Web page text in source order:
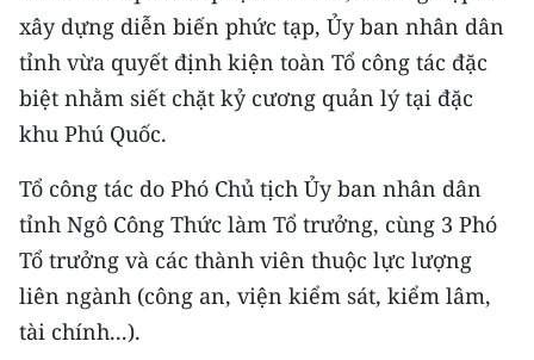
xây dựng diễn biến phức tạp, Ủy ban nhân dân
tỉnh vừa quyết định kiện toàn Tổ công tác đặc
biệt nhằm siết chặt kỷ cương quản lý tại đặc
khu Phú Quốc.
Tổ công tác do Phó Chủ tịch Ủy ban nhân dân
tỉnh Ngô Công Thức làm Tổ trưởng, cùng 3 Phó
Tổ trưởng và các thành viên thuộc lực lượng
liên ngành (công an, viện kiểm sát, kiểm lâm,
tài chính...).